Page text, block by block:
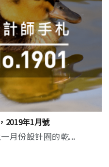
2019年1月號
月份設計圈的乾...